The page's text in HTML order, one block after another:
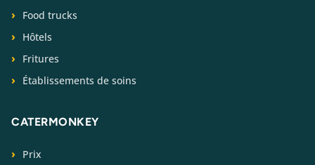
Food trucks
Hôtels
Fritures
Établissements de soins
CATERMONKEY
Prix